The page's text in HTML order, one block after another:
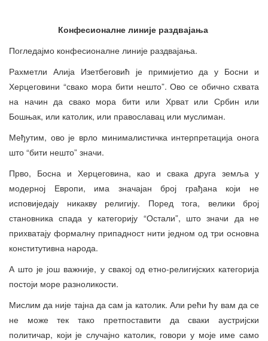
Конфесионалне линије раздвајања
Погледајмо конфесионалне линије раздвајања.
Рахметли Алија Изетбеговић је примијетио да у Босни и
Херцеговини “свако мора бити нешто”. Ово се обично схвата
на начин да свако мора бити или Хрват или Србин или
Бошњак, или католик, или православац или муслиман.
Међутим, ово је врло минималистичка интерпретација онога
што “бити нешто” значи.
Прво, Босна и Херцеговина, као и свака друга земља у
модерној Европи, има значајан број грађана који не
исповиједају никакву религију. Поред тога, велики број
становника спада у категорију “Остали”, што значи да не
прихватају формалну припадност нити једном од три основна
конститутивна народа.
А што је још важније, у свакој од етно-религијских категорија
постоји море разноликости.
Мислим да није тајна да сам ја католик. Али рећи ћу вам да се
не може тек тако претпоставити да сваки аустријски
политичар, који је случајно католик, говори у моје име само